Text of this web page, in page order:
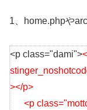
1、home.phpや
<p class="dami">
></p>
<p